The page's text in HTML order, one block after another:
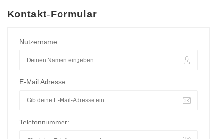
Kontakt-Formular
Nutzername:
E-Mail Adresse:
Telefonnummer: